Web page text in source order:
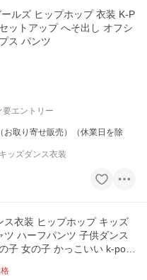
ルズ ヒップホップ 衣装 K-P
ットアップ へそ出し オフシ
ス パンツ
要エントリー
お取り寄せ販売）（休業日を除
ッズダンス衣装
ス衣装 ヒップホップ キッズ
ツ ハーフパンツ 子供ダンス
子 女の子 かっこいい k-pop